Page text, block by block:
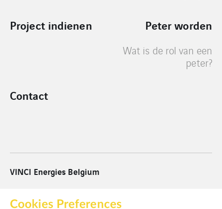
Project indienen Peter worden
Wat is de rol van een
peter?
Contact
VINCI Energies Belgium
Cookies Preferences